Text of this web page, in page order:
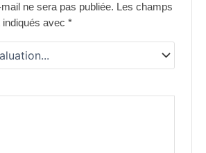
ne sera pas publiée. Les champs
indiqués avec*